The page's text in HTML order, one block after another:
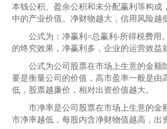
本钱公积、盈余公积和未分配赢利等构成
中的产业价值。净财物越大，信用风险越
公式为：净赢利=总赢利-所得税费用
的终究效果，净赢利多，企业的运营效益
公式为公司股票在市场上生意的金额
要是衡量公司的价值，高市盈率一般是由
低，股票越廉价，相对出资价值越大。
市净率是公司股票在市场上生意的金额
市净率越低，每股内含净财物值越高，出